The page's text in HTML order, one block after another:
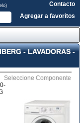
Contacto
Agregar a favoritos
- LAVADORAS -
Seleccione Componente